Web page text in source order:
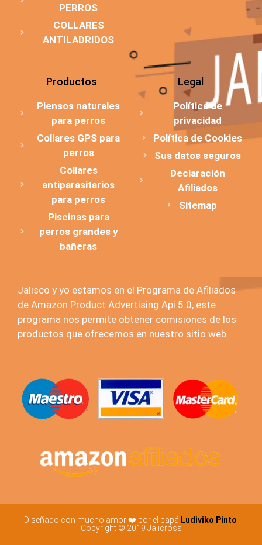
PERROS
COLLARES
ANTILADRIDOS
Productos
Piensos naturales
para perros
Collares GPS para
perros
Collares
antiparasitarios
para perros
Piscinas para
perros grandes y
bañeras
Legal
Política de
privacidad
Política de Cookies
Sus datos seguros
Declaración
Afiliados
Sitemap
Jalisco y yo estamos en el Programa de Afiliados
de Amazon Product Advertising Api 5.0, este
programa nos permite obtener comisiones de los
productos que ofrecemos en nuestro sitio web.
Diseñado con mucho amor ❤️ por el papá Ludiviko Pinto
Copyright © 2019 Jalicross